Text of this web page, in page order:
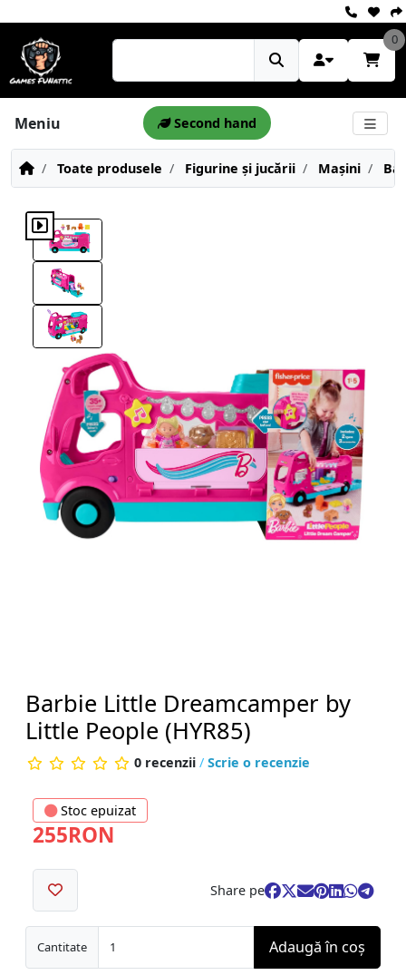
0
Meniu Second hand
Toate produsele Figurine și jucării Mașini
Barbie Little Dreamcamper by
Little People (HYR85)
0 recenzii / Scrie o recenzie
Stoc epuizat
255RON
Share pe
Cantitate Adaugă în coş